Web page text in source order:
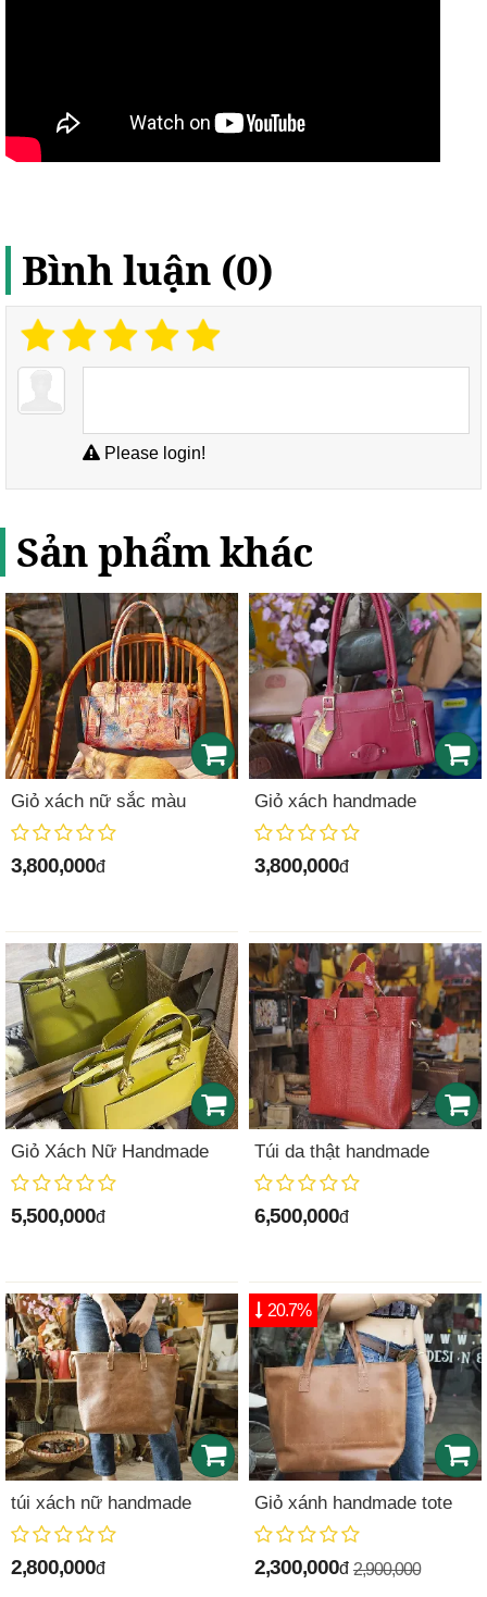
Bình luận (0)
Please login!
Sản phẩm khác
Giỏ xách nữ sắc màu
3,800,000đ
Giỏ xách handmade
3,800,000đ
Giỏ Xách Nữ Handmade
5,500,000đ
Túi da thật handmade
6,500,000đ
túi xách nữ handmade
2,800,000đ
Giỏ xánh handmade tote
2,300,000đ 2,900,000
20.7%